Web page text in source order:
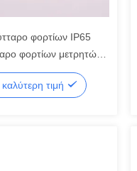
φορτίων IP65
φορτίων μετρητών
καλύτερη τιμή